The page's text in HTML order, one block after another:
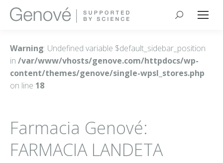
Buscar:
Warning: Undefined variable $default_sidebar_position
in /var/www/vhosts/genove.com/httpdocs/wp-
content/themes/genove/single-wpsl_stores.php
on line 18
Farmacia Genové:
FARMACIA LANDETA